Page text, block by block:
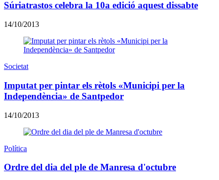
Súriatrastos celebra la 10a edició aquest dissabte
14/10/2013
Societat
Imputat per pintar els rètols «Municipi per la
Independència» de Santpedor
14/10/2013
Política
Ordre del dia del ple de Manresa d'octubre